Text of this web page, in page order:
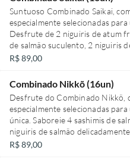
geléia de morango e 2 jyos de
um toque ocidental ao seu
uramakis Filadélfia e se encante
de 2 baterás de salmão crispy.
de frituras, o prato ainda inclui 2
couve. Um verdadeiro deleite
Suntuoso Combinado Saikai,
especialmente selecionadas para
Desfrute de 2 niguiris de atum
de salmão suculento, 2 niguiris
maçaricado, finalizados com um
2 jyos de salmão, acompanhados
geleia de morango. Ainda temos
com raspas de limão siciliano
cítrico inigualável. Para
experiência gastronômica,
Filadélfia, 2 hot rolls de salmão
salmão crispy. Um prato para
R$ 89,00
Combinado Nikkõ (16un)
Desfrute do Combinado Nikkõ,
especialmente selecionadas
única. Saboreie 4 sashimis de
niguiris de salmão
jyos de salmão realçados por
R$ 89,00